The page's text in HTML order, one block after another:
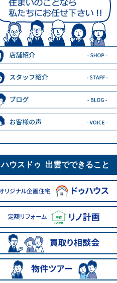
ハウスドゥ 出雲でできること